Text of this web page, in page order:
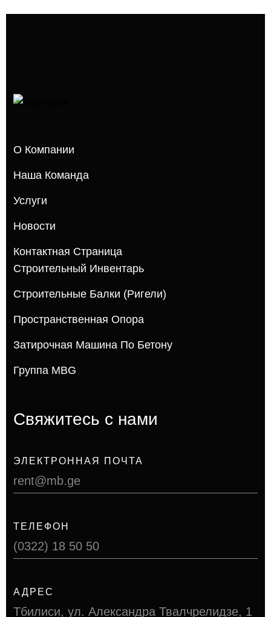
О Компании
Наша Команда
Услуги
Новости
Контактная Страница
Строительный Инвентарь
Строительные Балки (ригели)
Пространственная Опора
Затирочная Машина По Бетону
Группа MBG
Свяжитесь с нами
ЭЛЕКТРОННАЯ ПОЧТА
rent@mb.ge
ТЕЛЕФОН
(0322) 18 50 50
АДРЕС
Тбилиси, ул. Александра Твалчрелидзе, 1